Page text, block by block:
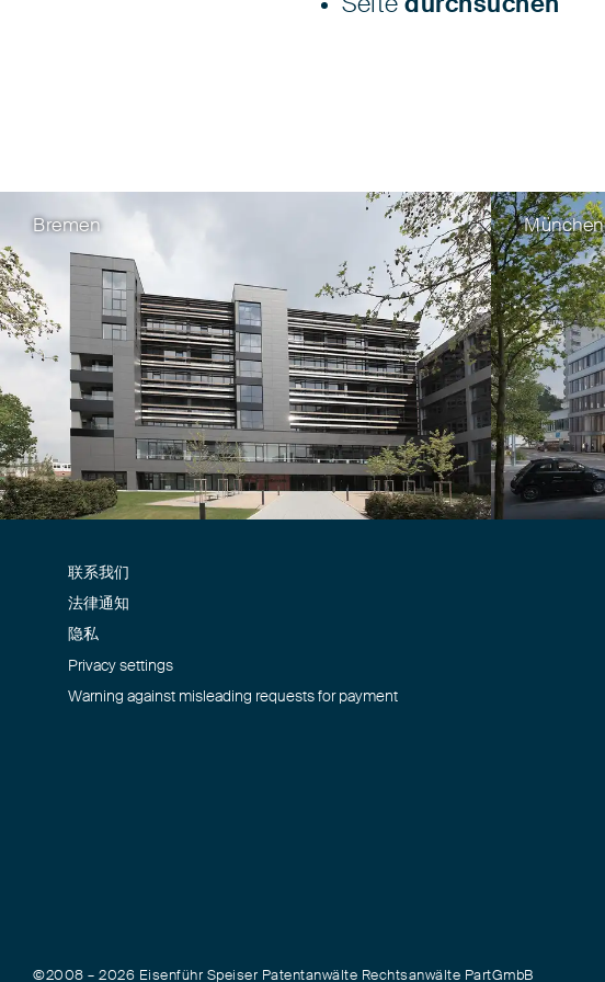
Bremen München
联系我们
法律通知
隐私
Privacy settings
Warning against misleading requests for payment
©2008 – 2026 Eisenführ Speiser Patentanwälte Rechtsanwälte PartGmbB